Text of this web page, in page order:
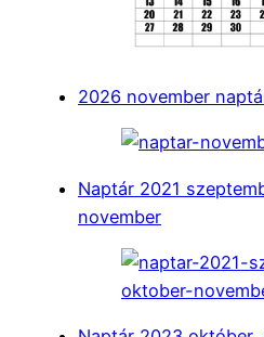
2026 november
Naptár 2021
november